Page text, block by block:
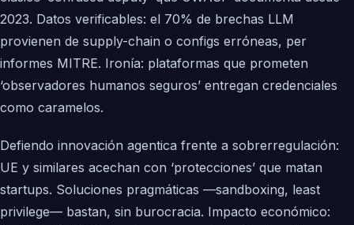
2023. Datos verificables: el 70% de brechas LLM
provienen de supply-chain o configs erróneas, per
informes MITRE. Ironía: plataformas que prometen
‘observadores humanos seguros’ entregan credenciales
como caramelos.
Defiendo innovación agentica frente a sobrerregulación:
UE y similares acechan con ‘protecciones’ que matan
startups. Soluciones pragmáticas —sandboxing, least
privilege— bastan, sin burocracia. Impacto económico: